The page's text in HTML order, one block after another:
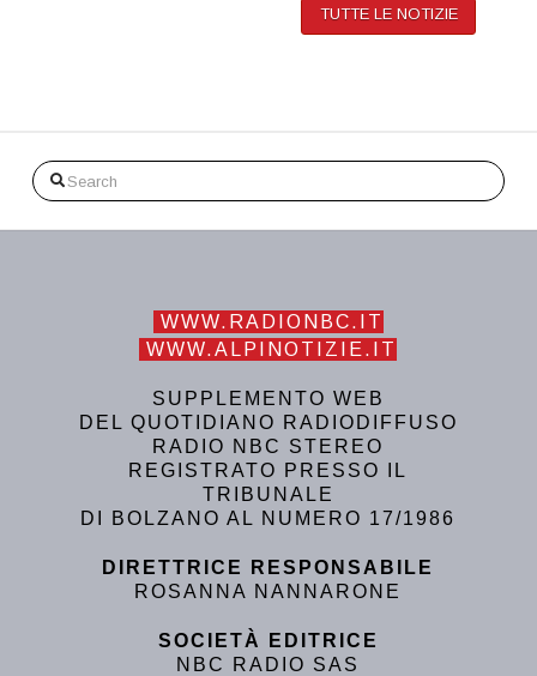
TUTTE LE NOTIZIE
Search
WWW.RADIONBC.IT
WWW.ALPINOTIZIE.IT
SUPPLEMENTO WEB
DEL QUOTIDIANO RADIODIFFUSO
RADIO NBC STEREO
REGISTRATO PRESSO IL
TRIBUNALE
DI BOLZANO AL NUMERO 17/1986
DIRETTRICE RESPONSABILE
ROSANNA NANNARONE
SOCIETÀ EDITRICE
NBC RADIO SAS